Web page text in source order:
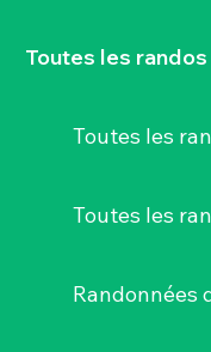
Toutes les randos
Toutes les
Toutes les
Randonnées
ET TEMPS